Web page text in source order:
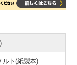
ルト(紙製本)